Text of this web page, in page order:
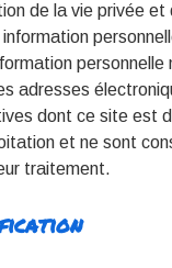
de la vie privée et
information
adresses
dont ce site est
et ne sont
traitement.